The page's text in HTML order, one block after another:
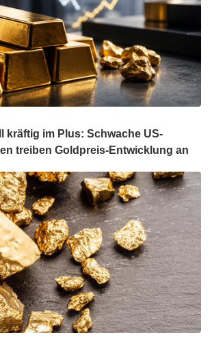
kräftig im Plus: Schwache US-
treiben Goldpreis-Entwicklung an